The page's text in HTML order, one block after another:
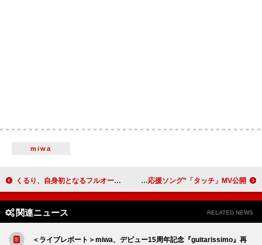
miwa
くるり、自身初となるフルオーケストラ公演が東京・京都で開催決定 ロックとクラシックの境界線が溶け合うプレミアムなステージ 稲葉浩志、WBCの“Netflix大会応援ソング”「タッチ」MV公開
関連ニュース RELATED NEWS
＜ライブレポート＞miwa、デビュー15周年記念『guitarissimo』再